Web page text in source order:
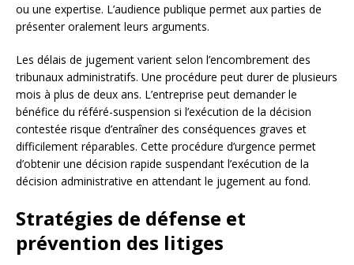
ou une expertise. L’audience publique permet aux parties de
présenter oralement leurs arguments.
Les délais de jugement varient selon l’encombrement des
tribunaux administratifs. Une procédure peut durer de plusieurs
mois à plus de deux ans. L’entreprise peut demander le
bénéfice du référé-suspension si l’exécution de la décision
contestée risque d’entraîner des conséquences graves et
difficilement réparables. Cette procédure d’urgence permet
d’obtenir une décision rapide suspendant l’exécution de la
décision administrative en attendant le jugement au fond.
Stratégies de défense et
prévention des litiges